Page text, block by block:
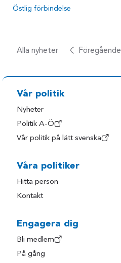
Östlig förbindelse
Alla nyheter Föregående
Vår politik
Nyheter
Politik A-Ö
Vår politik på lätt svenska
Våra politiker
Hitta person
Kontakt
Engagera dig
Bli medlem
På gång